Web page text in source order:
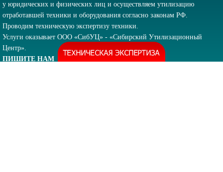
у юридических и физических лиц и осуществляем утилизацию
отработавшей техники и оборудования согласно законам РФ.
Проводим техническую экспертизу техники.
Услуги оказывает ООО «СибУЦ» - «Сибирский Утилизационный
Центр».
ПИШИТЕ НАМ